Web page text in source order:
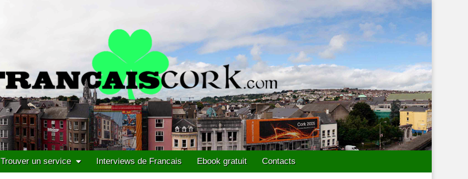
Trouver un service Interviews de Francais Ebook gratuit Contacts